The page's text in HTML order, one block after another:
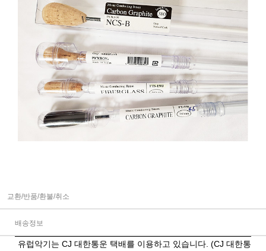
교환/반품/환불/취소
배송정보
유럽악기는 CJ 대한통운 택배를 이용하고 있습니다. (CJ 대한통